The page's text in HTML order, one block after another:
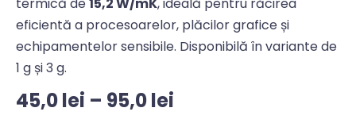
eficientă a procesoarelor, plăcilor grafice și
echipamentelor sensibile. Disponibilă în variante de
1 g și 3 g.
45,0lei – 95,0lei